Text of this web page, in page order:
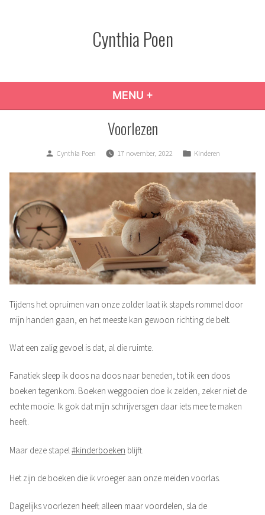
Cynthia Poen
MENU +
Voorlezen
Posted
Cynthia Poen 17 november, 2022
Posted
Kinderen
Tijdens het opruimen van onze zolder laat ik stapels rommel door
mijn handen gaan, en het meeste kan gewoon richting de belt.
Wat een zalig gevoel is dat, al die ruimte.
Fanatiek sleep ik doos na doos naar beneden, tot ik een doos
boeken tegenkom. Boeken weggooien doe ik zelden, zeker niet de
echte mooie. Ik gok dat mijn schrijversgen daar iets mee te maken
heeft.
Maar deze stapel #kinderboeken blijft.
Het zijn de boeken die ik vroeger aan onze meiden voorlas.
Dagelijks voorlezen heeft alleen maar voordelen, sla de